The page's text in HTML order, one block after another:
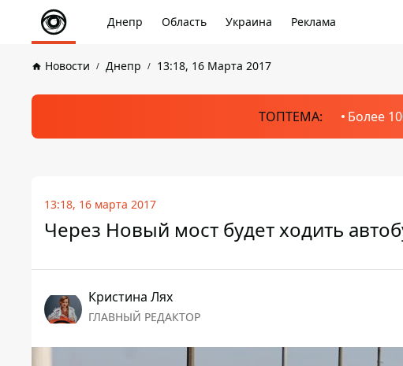
Днепр Область Украина Реклама
Новости Днепр 13:18, 16 Марта 2017
ТОПТЕМА: Более
13:18, 16 марта 2017
Через Новый мост будет ходить
Кристина Лях
ГЛАВНЫЙ РЕДАКТОР